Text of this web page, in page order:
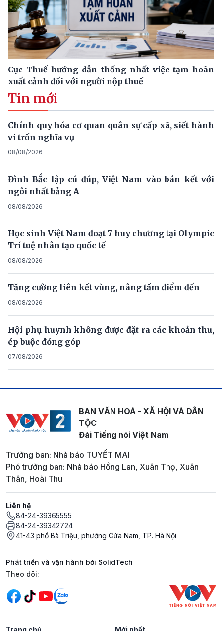
Cục Thuế hướng dẫn thống nhất việc tạm hoãn
xuất cảnh đối với người nộp thuế
Tin mới
Chính quy hóa cơ quan quân sự cấp xã, siết hành
vi trốn nghĩa vụ
08/08/2026
Đình Bắc lập cú đúp, Việt Nam vào bán kết với
ngôi nhất bảng A
08/08/2026
Học sinh Việt Nam đoạt 7 huy chương tại Olympic
Trí tuệ nhân tạo quốc tế
08/08/2026
Tăng cường liên kết vùng, nâng tầm điểm đến
08/08/2026
Hội phụ huynh không được đặt ra các khoản thu,
ép buộc đóng góp
07/08/2026
BAN VĂN HOÁ - XÃ HỘI VÀ DÂN
TỘC
Đài Tiếng nói Việt Nam
Trưởng ban: Nhà báo TUYẾT MAI
Phó trưởng ban: Nhà báo Hồng Lan, Xuân Thọ, Xuân
Thân, Hoài Thu
Liên hệ
84-24-39365555
84-24-39342724
41-43 phố Bà Triệu, phường Cửa Nam, TP. Hà Nội
Phát triển và vận hành bởi SolidTech
Mạng xã hội
Theo dõi:
Trang chủ Mới nhất